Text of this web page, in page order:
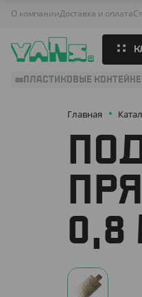
О компанииДоставка и оплата
ПЛАСТИКОВЫЕ
Главная
0,8